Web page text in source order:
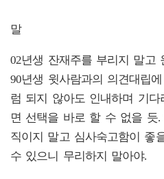
말
02년생 잔재주를 부리지 말고
90년생 윗사람과의 의견대립
럼 되지 않아도 인내하며 기다
면 선택을 바로 할 수 없을 듯
직이지 말고 심사숙고함이 좋
수 있으니 무리하지 말아야.